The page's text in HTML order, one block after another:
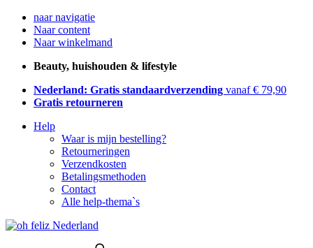
naar navigatie
Naar content
Naar winkelmand
Beauty, huishouden & lifestyle
Nederland: Gratis standaardverzending vanaf € 79,90
Gratis retourneren
Help
Waar is mijn bestelling?
Retourneringen
Verzendkosten
Betalingsmethoden
Contact
Alle help-thema`s